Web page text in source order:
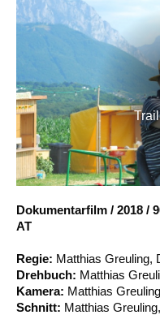
&
Account
Suche
Dokumentarfilm / 2018 /
AT
Regie: Matthias Greuling,
Drehbuch: Matthias
Kamera: Matthias Greuling
Schnitt: Matthias